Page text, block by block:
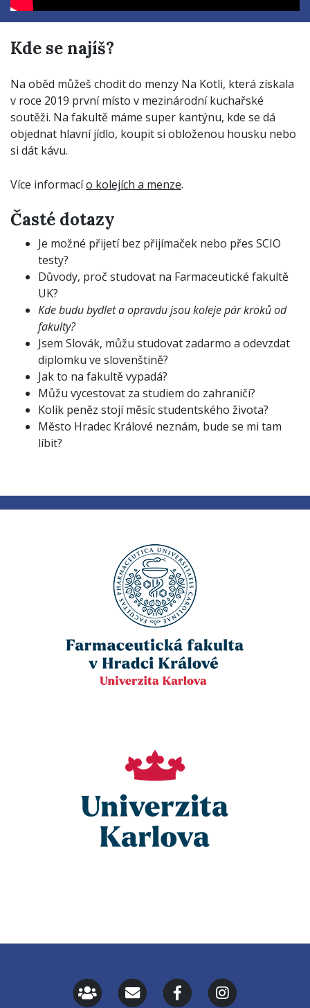
Kde se najíš?
Na oběd můžeš chodit do menzy Na Kotli, která získala
v roce 2019 první místo v mezinárodní kuchařské
soutěži. Na fakultě máme super kantýnu, kde se dá
objednat hlavní jídlo, koupit si obloženou housku nebo
si dát kávu.
Více informacío kolejích a menze.
Časté dotazy
Je možné přijetí bez přijímaček nebo přes SCIO
testy?
Důvody, proč studovat na Farmaceutické fakultě
UK?
Kde budu bydlet a opravdu jsou koleje pár kroků od
fakulty?
Jsem Slovák, můžu studovat zadarmo a odevzdat
diplomku ve slovenštině?
Jak to na fakultě vypadá?
Můžu vycestovat za studiem do zahraničí?
Kolik peněz stojí měsíc studentského života?
Město Hradec Králové neznám, bude se mi tam
líbit?